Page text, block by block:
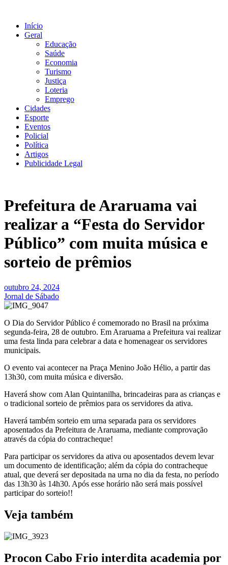
conteúdo
Início
Geral
Educação
Saúde
Economia
Turismo
Justiça
Loteria
Emprego
Cidades
Esporte
Eventos
Policial
Política
Artigos
Publicidade Legal
Prefeitura de Araruama vai
realizar a “Festa do Servidor
Público” com muita música e
sorteio de prêmios
outubro 24, 2024
Jornal de Sábado
O Dia do Servidor Público é comemorado no Brasil na próxima
segunda-feira, 28 de outubro. Em Araruama a Prefeitura vai realizar
uma festa linda para celebrar a data e homenagear os servidores
municipais.
O evento vai acontecer na Praça Menino João Hélio, a partir das
13h30, com muita música e diversão.
Haverá show com Alan Quintanilha, brincadeiras para as crianças e
o tradicional sorteio de prêmios para os servidores da ativa.
Haverá também sorteio em urna separada para os servidores
aposentados da Prefeitura de Araruama, mediante comprovação
através da cópia do contracheque!
Para participar os servidores da ativa ou aposentados devem levar
um documento de identificação; além da cópia do contracheque
atual, que deverá ser depositada na urna no dia da festa, no período
das 13h30 às 14h30. Após esse horário não será mais possível
participar do sorteio!!
Veja também
Procon Cabo Frio interdita academia por